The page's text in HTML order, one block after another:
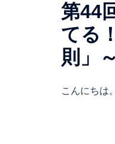
第44
てる
則」～
こんにちは